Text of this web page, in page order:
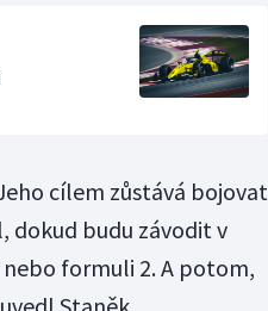
cílem zůstává bojovat
dokud budu závodit v
nebo formuli 2. A potom,